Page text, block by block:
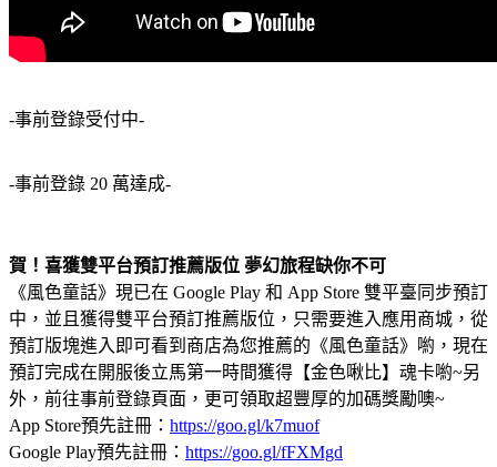
-事前登錄受付中-
-事前登錄 20 萬達成-
賀！喜獲雙平台預訂推薦版位 夢幻旅程缺你不可
《風色童話》現已在 Google Play 和 App Store 雙平臺同步預訂
中，並且獲得雙平台預訂推薦版位，只需要進入應用商城，從
預訂版塊進入即可看到商店為您推薦的《風色童話》喲，現在
預訂完成在開服後立馬第一時間獲得【金色啾比】魂卡喲~另
外，前往事前登錄頁面，更可領取超豐厚的加碼獎勵噢~
App Store預先註冊： https://goo.gl/k7muof
Google Play預先註冊： https://goo.gl/fFXMgd